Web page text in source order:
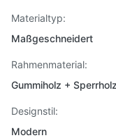
Materialtyp:
Maßgeschneidert
Rahmenmaterial:
Gummiholz ​​+ Sperrholz
Designstil:
Modern